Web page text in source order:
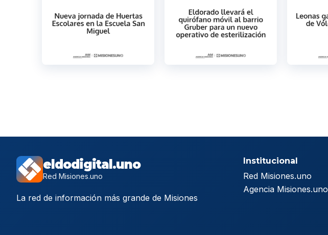
eldodigital.uno
Red Misiones.uno
La red de información más grande de Misiones
Institucional
Red Misiones.uno
Agencia Misiones.uno